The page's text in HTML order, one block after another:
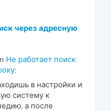
через адресную
Не работает поиск
:
в настройки и
систему к
а после